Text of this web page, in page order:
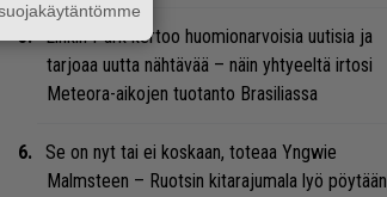
Linkin Park kertoo huomionarvoisia uutisia ja
tarjoaa uutta nähtävää – näin yhtyeeltä irtosi
Meteora-aikojen tuotanto Brasiliassa
Se on nyt tai ei koskaan, toteaa Yngwie
Malmsteen – Ruotsin kitarajumala lyö pöytään